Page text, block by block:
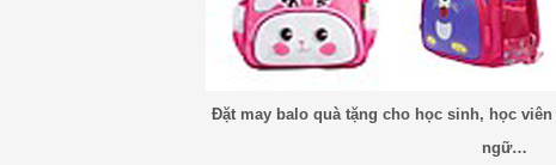
Đặt may balo quà tặng cho học sinh, học
ngữ…